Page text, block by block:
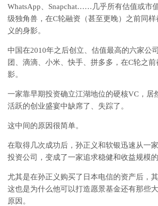
WhatsApp、Snapchat……几乎所有估值或市
级独角兽，在C轮融资（甚至更晚）之前同
义的身影。
中国在2010年之后创立、估值最高的六家公
团、滴滴、小米、快手、拼多多，在C轮之
影。
一家靠早期投资确立江湖地位的硬核VC，居
活跃的创业盛宴中缺席了、失踪了。
这中间的原因很简单。
在取得几次成功后，孙正义和软银迅速从一
投资公司，变成了一家追求稳健和收益规模的
尤其是在孙正义购买了日本电信的资产后，
这也是为什么他可以打造愿景基金还有那些
原因。